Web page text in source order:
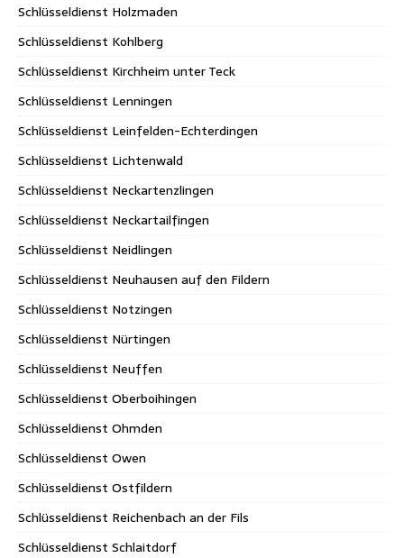
Schlüsseldienst Holzmaden
Schlüsseldienst Kohlberg
Schlüsseldienst Kirchheim unter Teck
Schlüsseldienst Lenningen
Schlüsseldienst Leinfelden-Echterdingen
Schlüsseldienst Lichtenwald
Schlüsseldienst Neckartenzlingen
Schlüsseldienst Neckartailfingen
Schlüsseldienst Neidlingen
Schlüsseldienst Neuhausen auf den Fildern
Schlüsseldienst Notzingen
Schlüsseldienst Nürtingen
Schlüsseldienst Neuffen
Schlüsseldienst Oberboihingen
Schlüsseldienst Ohmden
Schlüsseldienst Owen
Schlüsseldienst Ostfildern
Schlüsseldienst Reichenbach an der Fils
Schlüsseldienst Schlaitdorf